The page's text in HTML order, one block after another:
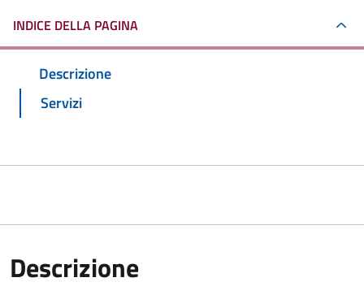
INDICE DELLA PAGINA
Descrizione
Servizi
Descrizione